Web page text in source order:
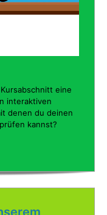
eine
interaktiven
denen du deinen
kannst?